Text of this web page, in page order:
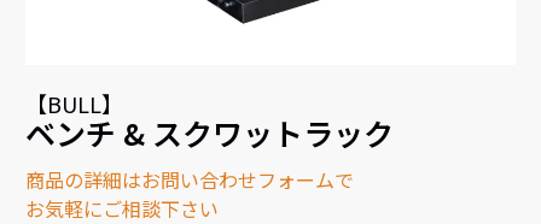
【BULL】
ベンチ & スクワットラック
商品の詳細はお問い合わせフォームで
お気軽にご相談下さい